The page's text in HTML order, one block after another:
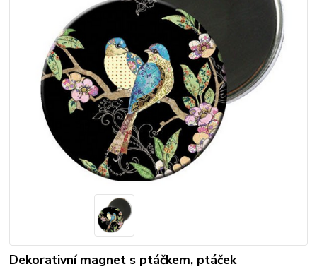
Dekorativní magnet s ptáčkem, ptáček